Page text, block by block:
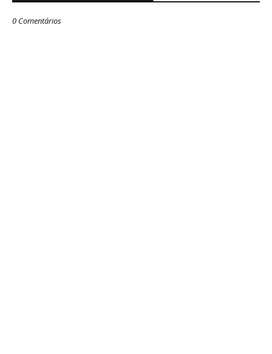
0 Comentários